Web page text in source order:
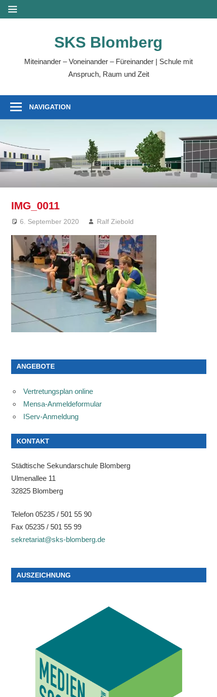
Zum
Inhalt
MENÜ
SKS Blomberg
Miteinander – Voneinander – Füreinander | Schule mit
Anspruch, Raum und Zeit
NAVIGATION
IMG_0011
6. September 2020 Ralf Ziebold
ANGEBOTE
Vertretungsplan online
Mensa-Anmeldeformular
IServ-Anmeldung
KONTAKT
Städtische Sekundarschule Blomberg
Ulmenallee 11
32825 Blomberg
Telefon 05235 / 501 55 90
Fax 05235 / 501 55 99
sekretariat@sks-blomberg.de
AUSZEICHNUNG